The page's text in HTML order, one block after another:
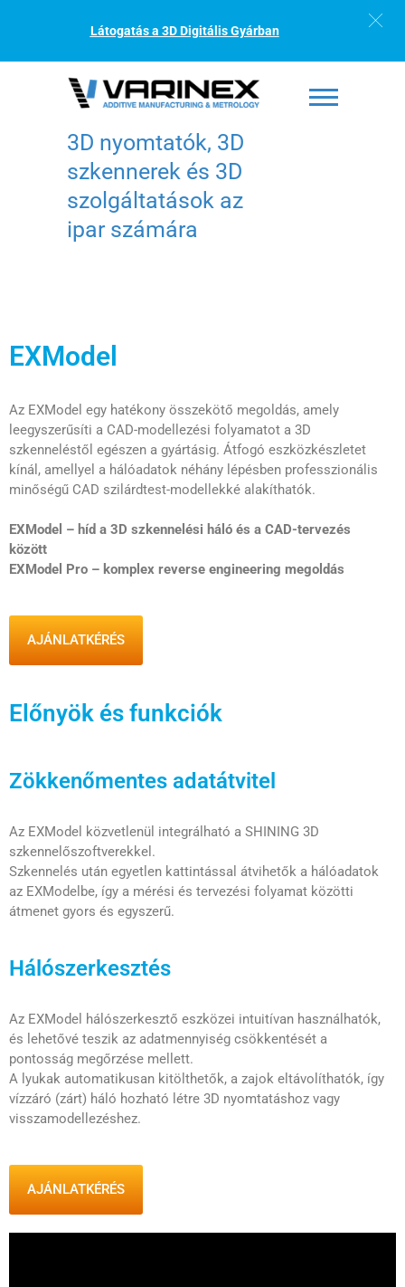
Látogatás a 3D Digitális Gyárban
3D nyomtatók, 3D
szkennerek és 3D
szolgáltatások az
ipar számára
EXModel
Az EXModel egy hatékony összekötő megoldás, amely
leegyszerűsíti a CAD-modellezési folyamatot a 3D
szkenneléstől egészen a gyártásig. Átfogó eszközkészletet
kínál, amellyel a hálóadatok néhány lépésben professzionális
minőségű CAD szilárdtest-modellekké alakíthatók.
EXModel – híd a 3D szkennelési háló és a CAD-tervezés
között
EXModel Pro – komplex reverse engineering megoldás
AJÁNLATKÉRÉS
Előnyök és funkciók
Zökkenőmentes adatátvitel
Az EXModel közvetlenül integrálható a SHINING 3D
szkennelőszoftverekkel.
Szkennelés után egyetlen kattintással átvihetők a hálóadatok
az EXModelbe, így a mérési és tervezési folyamat közötti
átmenet gyors és egyszerű.
Hálószerkesztés
Az EXModel hálószerkesztő eszközei intuitívan használhatók,
és lehetővé teszik az adatmennyiség csökkentését a
pontosság megőrzése mellett.
A lyukak automatikusan kitölthetők, a zajok eltávolíthatók, így
vízzáró (zárt) háló hozható létre 3D nyomtatáshoz vagy
visszamodellezéshez.
AJÁNLATKÉRÉS